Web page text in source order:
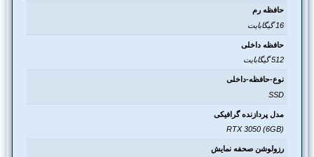
حافظه رم
حافظه داخلی
نوع-حافظه-داخلی
مدل پردازنده گرافیکی
RTX 3050 (6GB)
رزولوشن صحفه نمایش